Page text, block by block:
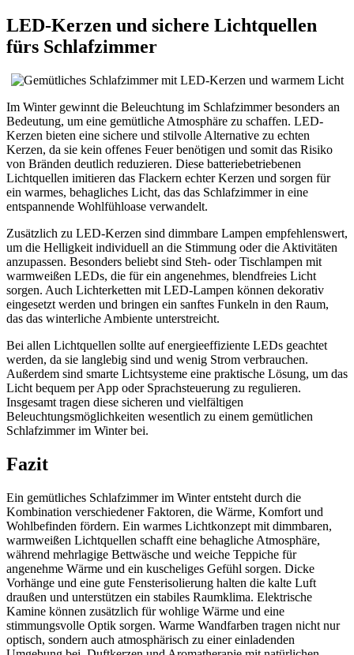
LED-Kerzen und sichere Lichtquellen
fürs Schlafzimmer
Im Winter gewinnt die Beleuchtung im Schlafzimmer besonders an
Bedeutung, um eine gemütliche Atmosphäre zu schaffen. LED-
Kerzen bieten eine sichere und stilvolle Alternative zu echten
Kerzen, da sie kein offenes Feuer benötigen und somit das Risiko
von Bränden deutlich reduzieren. Diese batteriebetriebenen
Lichtquellen imitieren das Flackern echter Kerzen und sorgen für
ein warmes, behagliches Licht, das das Schlafzimmer in eine
entspannende Wohlfühloase verwandelt.
Zusätzlich zu LED-Kerzen sind dimmbare Lampen empfehlenswert,
um die Helligkeit individuell an die Stimmung oder die Aktivitäten
anzupassen. Besonders beliebt sind Steh- oder Tischlampen mit
warmweißen LEDs, die für ein angenehmes, blendfreies Licht
sorgen. Auch Lichterketten mit LED-Lampen können dekorativ
eingesetzt werden und bringen ein sanftes Funkeln in den Raum,
das das winterliche Ambiente unterstreicht.
Bei allen Lichtquellen sollte auf energieeffiziente LEDs geachtet
werden, da sie langlebig sind und wenig Strom verbrauchen.
Außerdem sind smarte Lichtsysteme eine praktische Lösung, um das
Licht bequem per App oder Sprachsteuerung zu regulieren.
Insgesamt tragen diese sicheren und vielfältigen
Beleuchtungsmöglichkeiten wesentlich zu einem gemütlichen
Schlafzimmer im Winter bei.
Fazit
Ein gemütliches Schlafzimmer im Winter entsteht durch die
Kombination verschiedener Faktoren, die Wärme, Komfort und
Wohlbefinden fördern. Ein warmes Lichtkonzept mit dimmbaren,
warmweißen Lichtquellen schafft eine behagliche Atmosphäre,
während mehrlagige Bettwäsche und weiche Teppiche für
angenehme Wärme und ein kuscheliges Gefühl sorgen. Dicke
Vorhänge und eine gute Fensterisolierung halten die kalte Luft
draußen und unterstützen ein stabiles Raumklima. Elektrische
Kamine können zusätzlich für wohlige Wärme und eine
stimmungsvolle Optik sorgen. Warme Wandfarben tragen nicht nur
optisch, sondern auch atmosphärisch zu einer einladenden